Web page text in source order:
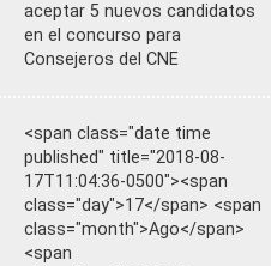
aceptar 5 nuevos candidatos
en el concurso para
Consejeros del CNE
<span class="date time
published" title="2018-08-
17T11:04:36-0500"><span
class="day">17</span> <span
class="month">Ago</span>
<span